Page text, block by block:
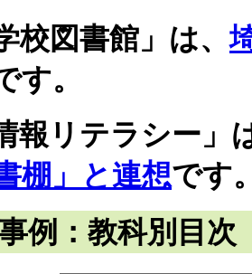
校図書館」は、
す。
報リテラシー」
棚」と連想です
例：教科別目次